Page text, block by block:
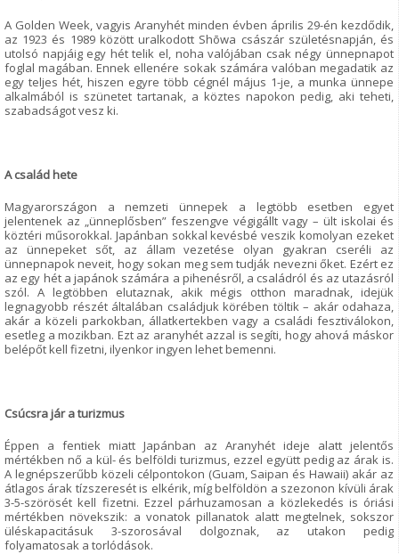
A Golden Week, vagyis Aranyhét minden évben április 29-én kezdődik,
az 1923 és 1989 között uralkodott Shōwa császár születésnapján, és
utolsó napjáig egy hét telik el, noha valójában csak négy ünnepnapot
foglal magában. Ennek ellenére sokak számára valóban megadatik az
egy teljes hét, hiszen egyre több cégnél május 1-je, a munka ünnepe
alkalmából is szünetet tartanak, a köztes napokon pedig, aki teheti,
szabadságot vesz ki.
A család hete
Magyarországon a nemzeti ünnepek a legtöbb esetben egyet
jelentenek az „ünneplősben” feszengve végigállt vagy – ült iskolai és
köztéri műsorokkal. Japánban sokkal kevésbé veszik komolyan ezeket
az ünnepeket sőt, az állam vezetése olyan gyakran cseréli az
ünnepnapok neveit, hogy sokan meg sem tudják nevezni őket. Ezért ez
az egy hét a japánok számára a pihenésről, a családról és az utazásról
szól. A legtöbben elutaznak, akik mégis otthon maradnak, idejük
legnagyobb részét általában családjuk körében töltik – akár odahaza,
akár a közeli parkokban, állatkertekben vagy a családi fesztiválokon,
esetleg a mozikban. Ezt az aranyhét azzal is segíti, hogy ahová máskor
belépőt kell fizetni, ilyenkor ingyen lehet bemenni.
Csúcsra jár a turizmus
Éppen a fentiek miatt Japánban az Aranyhét ideje alatt jelentős
mértékben nő a kül- és belföldi turizmus, ezzel együtt pedig az árak is.
A legnépszerűbb közeli célpontokon (Guam, Saipan és Hawaii) akár az
átlagos árak tízszeresét is elkérik, míg belföldön a szezonon kívüli árak
3-5-szörösét kell fizetni. Ezzel párhuzamosan a közlekedés is óriási
mértékben növekszik: a vonatok pillanatok alatt megtelnek, sokszor
üléskapacitásuk 3-szorosával dolgoznak, az utakon pedig
folyamatosak a torlódások.